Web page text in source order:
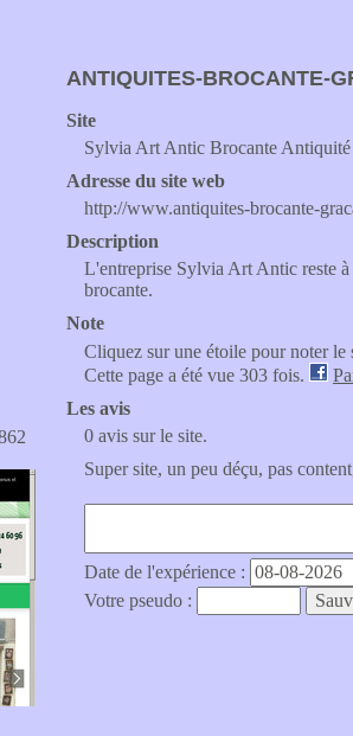
ANTIQUITES-BROCANTE-
Site
Sylvia Art Antic Brocante
Adresse du site web
http://www.antiquites-brocante-
Description
L'entreprise Sylvia Art Antic reste
brocante.
Note
Cliquez sur une étoile pour noter le
Cette page a été vue 303 fois.
Les avis
0 avis sur le site.
Super site, un peu déçu, pas
Date de l'expérience :
Votre pseudo :